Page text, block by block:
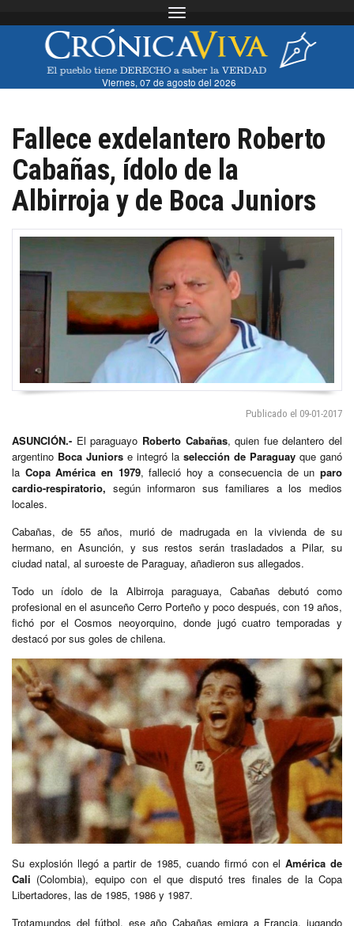
Toggle navigation
Viernes, 07 de agosto del 2026
Fallece exdelantero Roberto
Cabañas, ídolo de la
Albirroja y de Boca Juniors
Publicado el 09-01-2017
ASUNCIÓN.- El paraguayo Roberto Cabañas, quien fue delantero del
argentino Boca Juniors e integró la selección de Paraguay que ganó
la Copa América en 1979, falleció hoy a consecuencia de unparo
cardio-respiratorio, según informaron sus familiares a los medios
locales.
Cabañas, de 55 años, murió de madrugada en la vivienda de su
hermano, en Asunción, y sus restos serán trasladados a Pilar, su
ciudad natal, al suroeste de Paraguay, añadieron sus allegados.
Todo un ídolo de la Albirroja paraguaya, Cabañas debutó como
profesional en el asunceño Cerro Porteño y poco después, con 19 años,
fichó por el Cosmos neoyorquino, donde jugó cuatro temporadas y
destacó por sus goles de chilena.
Su explosión llegó a partir de 1985, cuando firmó con elAmérica de
Cali (Colombia), equipo con el que disputó tres finales de la Copa
Libertadores, las de 1985, 1986 y 1987.
Trotamundos del fútbol, ese año Cabañas emigra a Francia, jugando